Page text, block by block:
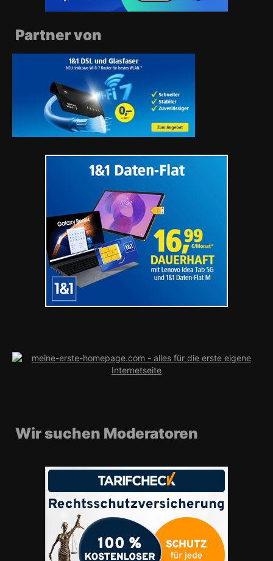
Partner von
Wir suchen Moderatoren